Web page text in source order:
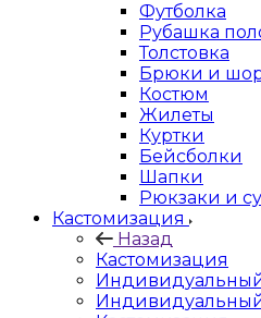
Футболка
Рубашка
Толстовка
Брюки и
Костюм
Жилеты
Куртки
Бейсболки
Шапки
Рюкзаки и
Кастомизация
Назад
Кастомизация
Индивидуальный
Индивидуальный